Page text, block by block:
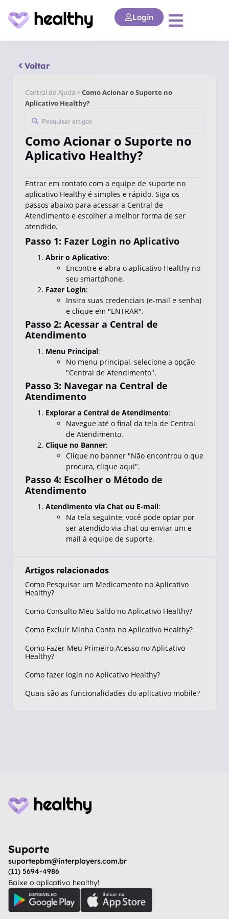
Login
Voltar
Central de Ajuda >Como Acionar o Suporte no
Aplicativo Healthy?
Como Acionar o Suporte no
Aplicativo Healthy?
Entrar em contato com a equipe de suporte no
aplicativo Healthy é simples e rápido. Siga os
passos abaixo para acessar a Central de
Atendimento e escolher a melhor forma de ser
atendido.
Passo 1: Fazer Login no Aplicativo
Abrir o Aplicativo:
Encontre e abra o aplicativo Healthy no
seu smartphone.
Fazer Login:
Insira suas credenciais (e-mail e senha)
e clique em "ENTRAR".
Passo 2: Acessar a Central de
Atendimento
Menu Principal:
No menu principal, selecione a opção
"Central de Atendimento".
Passo 3: Navegar na Central de
Atendimento
Explorar a Central de Atendimento:
Navegue até o final da tela de Central
de Atendimento.
Clique no Banner:
Clique no banner "Não encontrou o que
procura, clique aqui".
Passo 4: Escolher o Método de
Atendimento
Atendimento via Chat ou E-mail:
Na tela seguinte, você pode optar por
ser atendido via chat ou enviar um e-
mail à equipe de suporte.
Artigos relacionados
Como Pesquisar um Medicamento no Aplicativo
Healthy?
Como Consulto Meu Saldo no Aplicativo Healthy?
Como Excluir Minha Conta no Aplicativo Healthy?
Como Fazer Meu Primeiro Acesso no Aplicativo
Healthy?
Como fazer login no Aplicativo Healthy?
Quais são as funcionalidades do aplicativo mobile?
Suporte
suportepbm@interplayers.com.br
(11) 5694-4986
Baixe o aplicativo healthy!